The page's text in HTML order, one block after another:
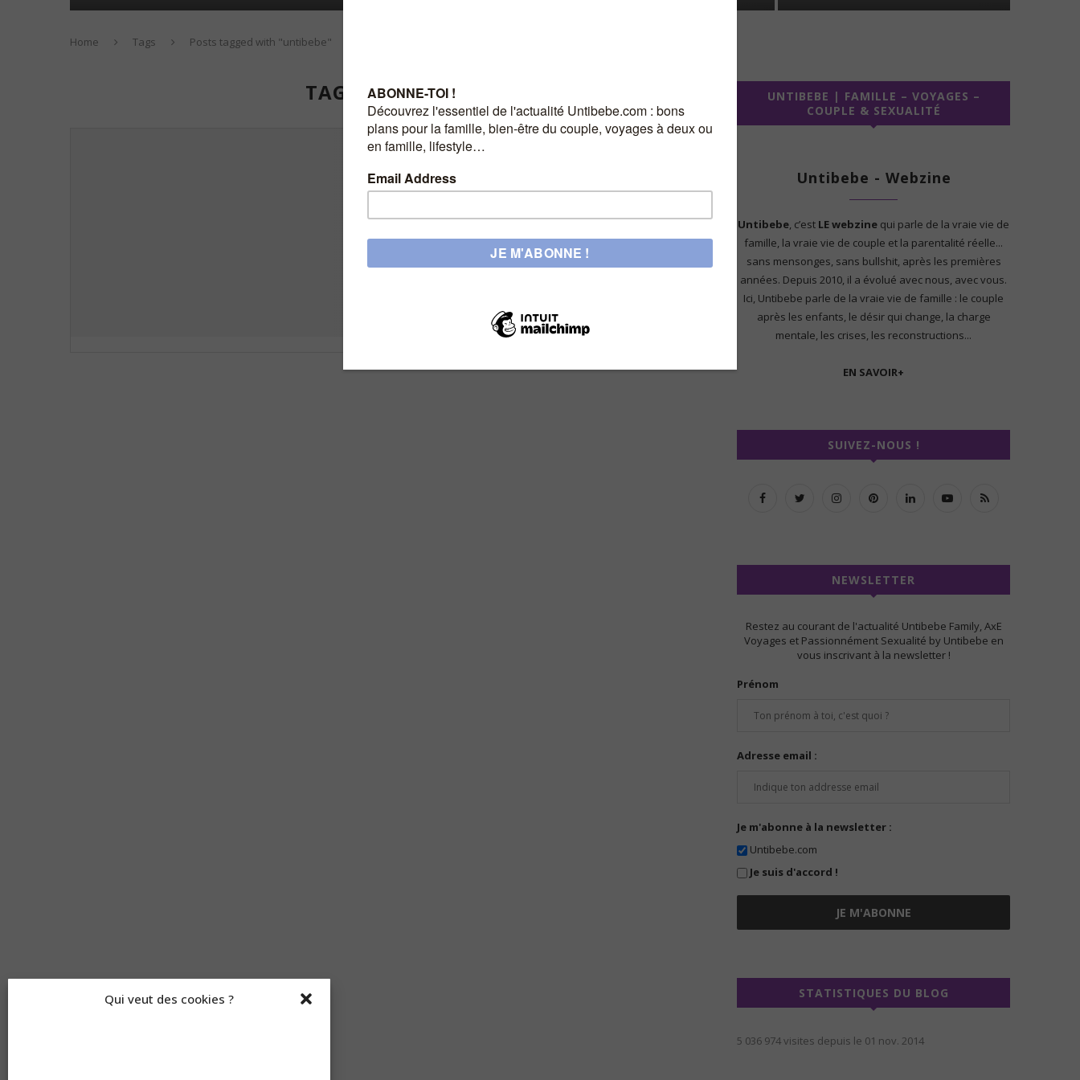
Qui veut des cookies ?
Home Tags Posts tagged with "untibebe"
TAG: UNTIBEBE
UNTIBEBE FAMILY | Famille & Lifestyle
Est-ce la fin de Untibebe ?
Certain(e)s ont peut-être remarqué mon absence ici
ou même sur Instagram. Quelque chose s’est cassé…
UNTIBEBE | FAMILLE – VOYAGES –
COUPLE & SEXUALITÉ
Untibebe - Webzine
Untibebe, c’est LE webzine qui parle de la vraie vie de
famille, la vraie vie de couple et la parentalité réelle...
sans mensonges, sans bullshit, après les premières
années. Depuis 2010, il a évolué avec nous, avec vous.
Ici, Untibebe parle de la vraie vie de famille : le couple
après les enfants, le désir qui change, la charge
mentale, les crises, les reconstructions...
EN SAVOIR+
SUIVEZ-NOUS !
NEWSLETTER
Restez au courant de l'actualité Untibebe Family, AxE
Voyages et Passionnément Sexualité by Untibebe en
vous inscrivant à la newsletter !
Prénom
Adresse email :
Je m'abonne à la newsletter :
Untibebe.com
Je suis d'accord !
STATISTIQUES DU BLOG
5 036 974 visites depuis le 01 nov. 2014